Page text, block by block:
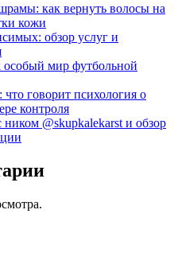
как вернуть волосы на
кожи
обзор услуг и
особый мир футбольной
что говорит психология о
контроля
ником @skupkalekarst и обзор